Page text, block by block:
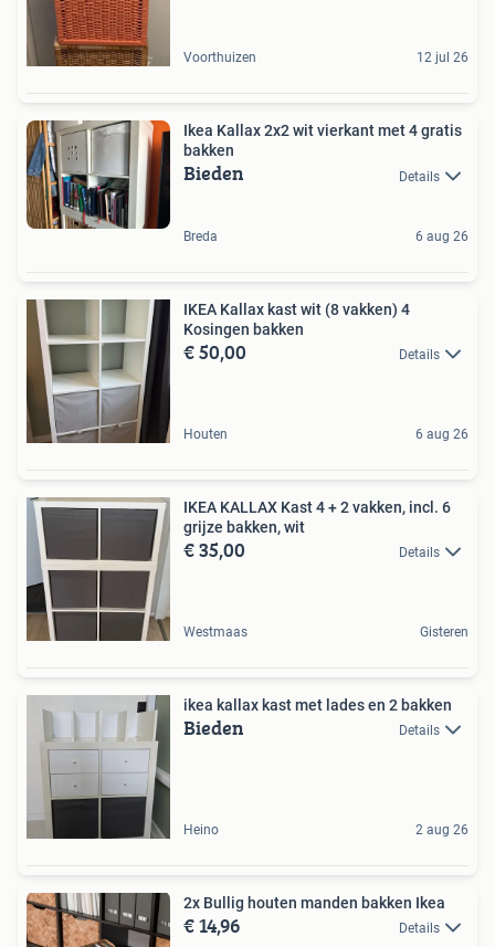
Voorthuizen 12 jul 26
Ikea Kallax 2x2 wit vierkant met 4 gratis
bakken
Bieden Details
Breda 6 aug 26
IKEA Kallax kast wit (8 vakken) 4
Kosingen bakken
€ 50,00 Details
Houten 6 aug 26
IKEA KALLAX Kast 4 + 2 vakken, incl. 6
grijze bakken, wit
€ 35,00 Details
Westmaas Gisteren
ikea kallax kast met lades en 2 bakken
Bieden Details
Heino 2 aug 26
2x Bullig houten manden bakken Ikea
€ 14,96 Details